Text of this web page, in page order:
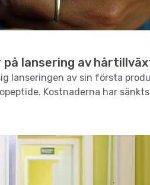
på lansering av
lanseringen av sin första
Kostnaderna har sänkts